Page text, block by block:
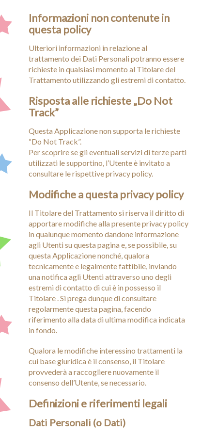
Informazioni non contenute in
questa policy
Ulteriori informazioni in relazione al
trattamento dei Dati Personali potranno essere
richieste in qualsiasi momento al Titolare del
Trattamento utilizzando gli estremi di contatto.
Risposta alle richieste „Do Not
Track”
Questa Applicazione non supporta le richieste
“Do Not Track”.
Per scoprire se gli eventuali servizi di terze parti
utilizzati le supportino, l’Utente è invitato a
consultare le rispettive privacy policy.
Modifiche a questa privacy policy
Il Titolare del Trattamento si riserva il diritto di
apportare modifiche alla presente privacy policy
in qualunque momento dandone informazione
agli Utenti su questa pagina e, se possibile, su
questa Applicazione nonché, qualora
tecnicamente e legalmente fattibile, inviando
una notifica agli Utenti attraverso uno degli
estremi di contatto di cui è in possesso il
Titolare . Si prega dunque di consultare
regolarmente questa pagina, facendo
riferimento alla data di ultima modifica indicata
in fondo.
Qualora le modifiche interessino trattamenti la
cui base giuridica è il consenso, il Titolare
provvederà a raccogliere nuovamente il
consenso dell’Utente, se necessario.
Definizioni e riferimenti legali
Dati Personali (o Dati)